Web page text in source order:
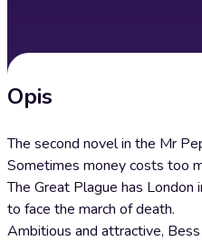
Opis
The second novel in the Mr
Sometimes money costs too
The Great Plague has
to face the march of death.
Ambitious and attractive,